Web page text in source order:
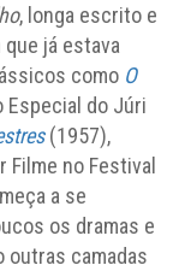
, longa escrito e
já estava
como O
do Júri
(1957),
Filme no Festival
a se
os dramas e
outras camadas